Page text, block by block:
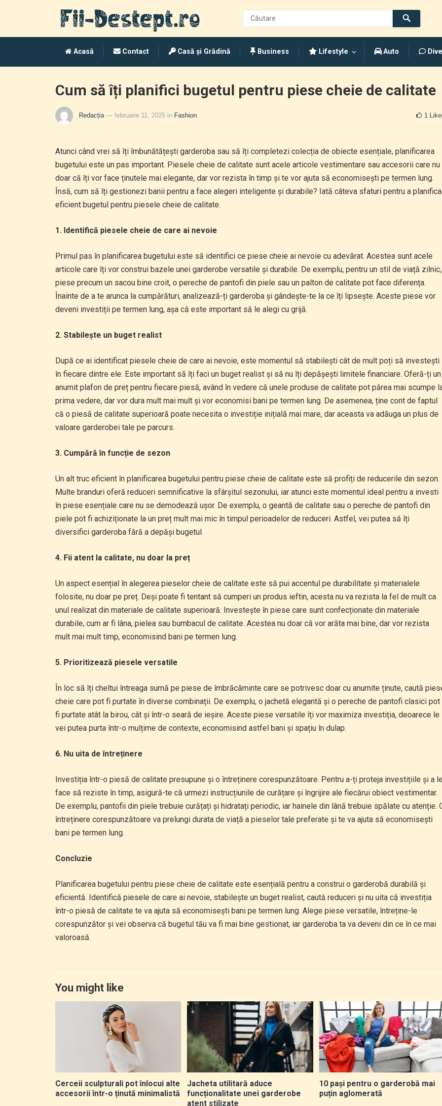
Acasă Contact Casă și Grădină Business Lifestyle Auto
Cum să îți planifici bugetul pentru piese cheie de calitate
Redacția — februarie 11, 2025 in Fashion 1
Atunci când vrei să îți îmbunătățești garderoba sau să îți completezi colecția de obiecte esențiale, planificarea
bugetului este un pas important. Piesele cheie de calitate sunt acele articole vestimentare sau accesorii care nu
doar că îți vor face ținutele mai elegante, dar vor rezista în timp și te vor ajuta să economisești pe termen lung.
Însă, cum să îți gestionezi banii pentru a face alegeri inteligente și durabile? Iată câteva sfaturi pentru a planifica
eficient bugetul pentru piesele cheie de calitate.
1. Identifică piesele cheie de care ai nevoie
Primul pas în planificarea bugetului este să identifici ce piese cheie ai nevoie cu adevărat. Acestea sunt acele
articole care îți vor construi bazele unei garderobe versatile și durabile. De exemplu, pentru un stil de viață zilnic,
piese precum un sacou bine croit, o pereche de pantofi din piele sau un palton de calitate pot face diferența.
Înainte de a te arunca la cumpărături, analizează-ți garderoba și gândește-te la ce îți lipsește. Aceste piese vor
deveni investiții pe termen lung, așa că este important să le alegi cu grijă.
2. Stabilește un buget realist
După ce ai identificat piesele cheie de care ai nevoie, este momentul să stabilești cât de mult poți să investești
în fiecare dintre ele. Este important să îți faci un buget realist și să nu îți depășești limitele financiare. Oferă-ți un
anumit plafon de preț pentru fiecare piesă, având în vedere că unele produse de calitate pot părea mai scumpe
prima vedere, dar vor dura mult mai mult și vor economisi bani pe termen lung. De asemenea, ține cont de faptul
că o piesă de calitate superioară poate necesita o investiție inițială mai mare, dar aceasta va adăuga un plus de
valoare garderobei tale pe parcurs.
3. Cumpără în funcție de sezon
Un alt truc eficient în planificarea bugetului pentru piese cheie de calitate este să profiți de reducerile din sezon.
Multe branduri oferă reduceri semnificative la sfârșitul sezonului, iar atunci este momentul ideal pentru a investi
în piese esențiale care nu se demodează ușor. De exemplu, o geantă de calitate sau o pereche de pantofi din
piele pot fi achiziționate la un preț mult mai mic în timpul perioadelor de reduceri. Astfel, vei putea să îți
diversifici garderoba fără a depăși bugetul.
4. Fii atent la calitate, nu doar la preț
Un aspect esențial în alegerea pieselor cheie de calitate este să pui accentul pe durabilitate și materialele
folosite, nu doar pe preț. Deși poate fi tentant să cumperi un produs ieftin, acesta nu va rezista la fel de mult ca
unul realizat din materiale de calitate superioară. Investește în piese care sunt confecționate din materiale
durabile, cum ar fi lâna, pielea sau bumbacul de calitate. Acestea nu doar că vor arăta mai bine, dar vor rezista
mult mai mult timp, economisind bani pe termen lung.
5. Prioritizează piesele versatile
În loc să îți cheltui întreaga sumă pe piese de îmbrăcăminte care se potrivesc doar cu anumite ținute, caută
cheie care pot fi purtate în diverse combinații. De exemplu, o jachetă elegantă și o pereche de pantofi clasici pot
fi purtate atât la birou, cât și într-o seară de ieșire. Aceste piese versatile îți vor maximiza investiția, deoarece le
vei putea purta într-o mulțime de contexte, economisind astfel bani și spațiu în dulap.
6. Nu uita de întreținere
Investiția într-o piesă de calitate presupune și o întreținere corespunzătoare. Pentru a-ți proteja investițiile și a le
face să reziste în timp, asigură-te că urmezi instrucțiunile de curățare și îngrijire ale fiecărui obiect vestimentar.
De exemplu, pantofii din piele trebuie curățați și hidratați periodic, iar hainele din lână trebuie spălate cu atenție.
întreținere corespunzătoare va prelungi durata de viață a pieselor tale preferate și te va ajuta să economisești
bani pe termen lung.
Concluzie
Planificarea bugetului pentru piese cheie de calitate este esențială pentru a construi o garderobă durabilă și
eficientă. Identifică piesele de care ai nevoie, stabilește un buget realist, caută reduceri și nu uita că investiția
într-o piesă de calitate te va ajuta să economisești bani pe termen lung. Alege piese versatile, întreține-le
corespunzător și vei observa că bugetul tău va fi mai bine gestionat, iar garderoba ta va deveni din ce în ce mai
valoroasă.
You might like
Cerceii sculpturali pot înlocui alte
accesorii într-o ținută minimalistă
Jacheta utilitară aduce
funcționalitate unei garderobe
atent stilizate
10 pași pentru o garderobă mai
puțin aglomerată